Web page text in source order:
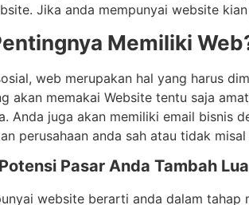
Jika anda mempunyai website
Memiliki
web merupakan hal yang harus
akan memakai Website tentu saja
Anda juga akan memiliki email bisnis
perusahaan anda sah atau tidak
Pasar Anda Tambah
website berarti anda dalam